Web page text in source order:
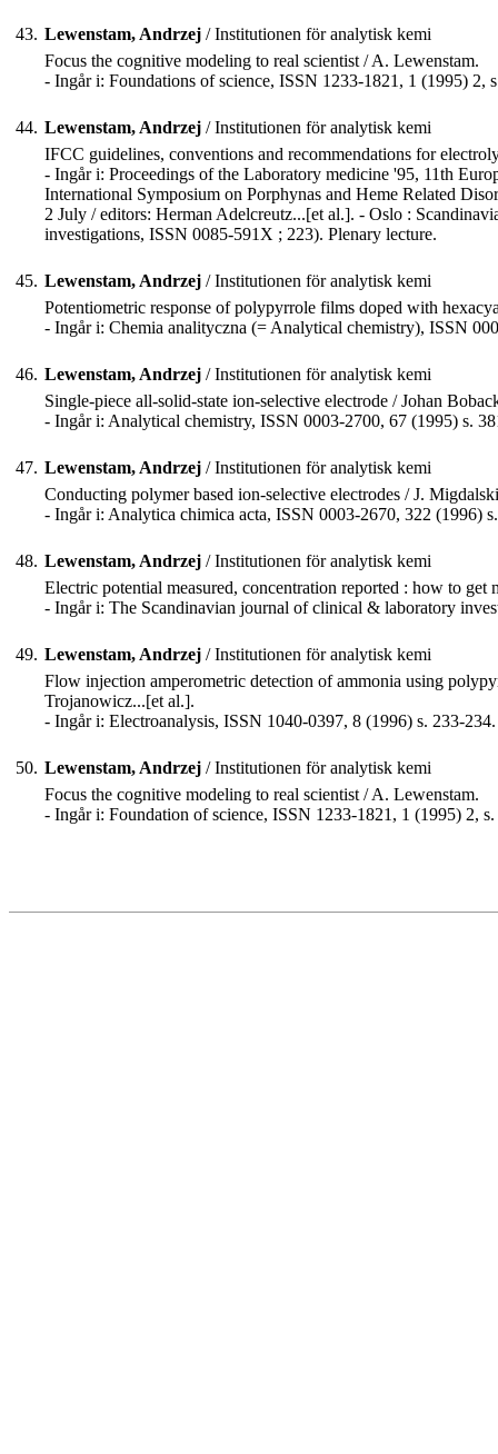
43. Lewenstam, Andrzej / Institutionen för analytisk kemi
Focus the cognitive modeling to real scientist / A. Lewenstam.
- Ingår i: Foundations of science, ISSN 1233-1821, 1 (1995) 2,
44. Lewenstam, Andrzej / Institutionen för analytisk kemi
IFCC guidelines, conventions and recommendations for
- Ingår i: Proceedings of the Laboratory medicine '95, 11th
International Symposium on Porphynas and Heme Related
2 July / editors: Herman Adelcreutz...[et al.]. - Oslo :
investigations, ISSN 0085-591X ; 223). Plenary lecture.
45. Lewenstam, Andrzej / Institutionen för analytisk kemi
Potentiometric response of polypyrrole films doped with
- Ingår i: Chemia analityczna (= Analytical chemistry), ISSN
46. Lewenstam, Andrzej / Institutionen för analytisk kemi
Single-piece all-solid-state ion-selective electrode / Johan
- Ingår i: Analytical chemistry, ISSN 0003-2700, 67 (1995) s.
47. Lewenstam, Andrzej / Institutionen för analytisk kemi
Conducting polymer based ion-selective electrodes / J.
- Ingår i: Analytica chimica acta, ISSN 0003-2670, 322 (1996)
48. Lewenstam, Andrzej / Institutionen för analytisk kemi
Electric potential measured, concentration reported : how to
- Ingår i: The Scandinavian journal of clinical & laboratory
49. Lewenstam, Andrzej / Institutionen för analytisk kemi
Flow injection amperometric detection of ammonia using
Trojanowicz...[et al.].
- Ingår i: Electroanalysis, ISSN 1040-0397, 8 (1996) s. 233-234.
50. Lewenstam, Andrzej / Institutionen för analytisk kemi
Focus the cognitive modeling to real scientist / A. Lewenstam.
- Ingår i: Foundation of science, ISSN 1233-1821, 1 (1995) 2,